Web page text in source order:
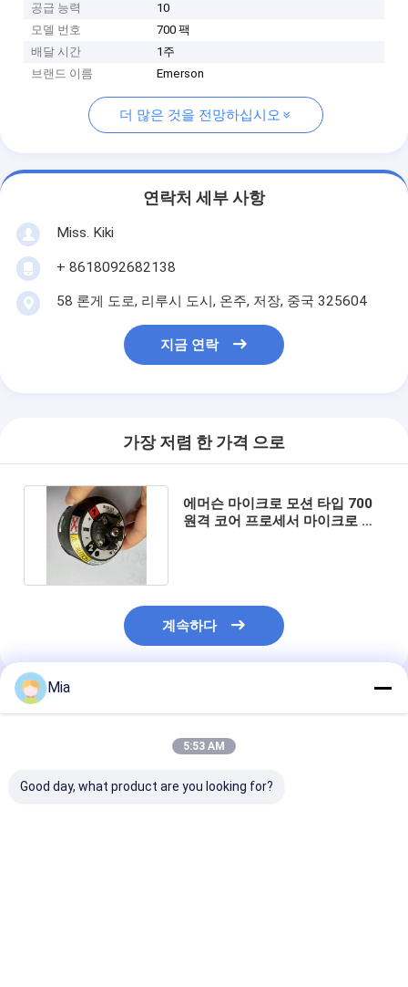
공급 능력
10
모델 번호
700 팩
배달 시간
1주
브랜드 이름
Emerson
더 많은 것을 전망하십시오
연락처 세부 사항
Miss. Kiki
+ 8618092682138
58 론게 도로, 리루시 도시, 온주, 저장, 중국 325604
지금 연락
가장 저렴 한 가격 으로
에머슨 마이크로 모션 타입 700
원격 코어 프로세서 마이크로 모
계속하다
추천된 제품
Mia
5:53 AM
Good day, what product are you looking for?